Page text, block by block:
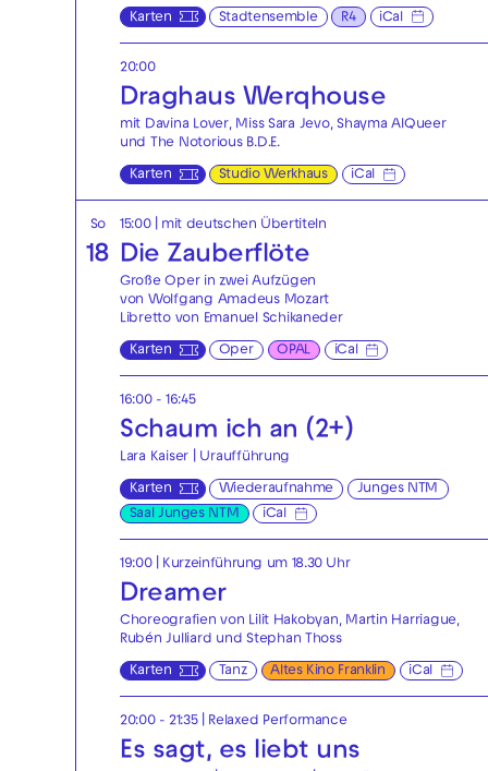
Karten Stadtensemble R4 iCal
20:00
Draghaus Werqhouse
mit Davina Lover, Miss Sara Jevo, Shayma AlQueer
und The Notorious B.D.E.
Karten Studio Werkhaus iCal
So
18
15:00| mit deutschen Übertiteln
Die Zauberflöte
Große Oper in zwei Aufzügen
von Wolfgang Amadeus Mozart
Libretto von Emanuel Schikaneder
Karten Oper OPAL iCal
16:00 - 16:45
Schaum ich an (2+)
Lara Kaiser | Uraufführung
Karten Wiederaufnahme
Junges NTM
Saal Junges NTM
iCal
19:00 | Kurzeinführung um 18.30 Uhr
Dreamer
Choreografien von Lilit Hakobyan, Martin Harriague,
Rubén Julliard und Stephan Thoss
Karten Tanz Altes Kino Franklin iCal
20:00 - 21:35| Relaxed Performance
Es sagt, es liebt uns